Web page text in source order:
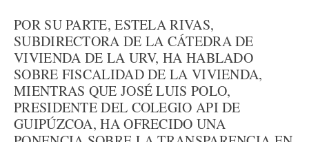
POR SU PARTE, ESTELA RIVAS,
SUBDIRECTORA DE LA CÁTEDRA DE
VIVIENDA DE LA URV, HA HABLADO
SOBRE FISCALIDAD DE LA VIVIENDA,
MIENTRAS QUE JOSÉ LUIS POLO,
PRESIDENTE DEL COLEGIO API DE
GUIPÚZCOA, HA OFRECIDO UNA